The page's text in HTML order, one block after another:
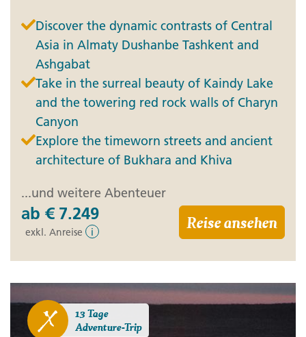
Discover the dynamic contrasts of Central
Asia in Almaty Dushanbe Tashkent and
Ashgabat
Take in the surreal beauty of Kaindy Lake
and the towering red rock walls of Charyn
Canyon
Explore the timeworn streets and ancient
architecture of Bukhara and Khiva
...und weitere Abenteuer
ab € 7.249
exkl. Anreise i Reise ansehen
13 Tage
Adventure-Trip